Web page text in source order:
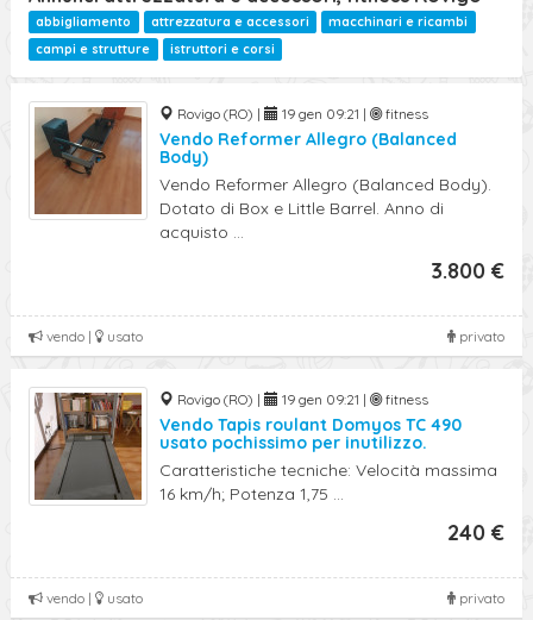
abbigliamento attrezzatura e accessori
macchinari e ricambi
campi e strutture
istruttori e corsi
Rovigo (RO) | 19 gen 09:21 | fitness
Vendo Reformer Allegro (Balanced
Body)
Vendo Reformer Allegro (Balanced Body).
Dotato di Box e Little Barrel. Anno di
acquisto ...
3.800 €
privato
vendo | usato
Rovigo (RO) | 19 gen 09:21 | fitness
Vendo Tapis roulant Domyos TC 490
usato pochissimo per inutilizzo.
Caratteristiche tecniche: Velocità massima
16 km/h; Potenza 1,75 ...
240 €
privato
vendo | usato